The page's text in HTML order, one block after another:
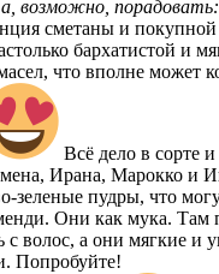
возможно, порадовать:
сметаны и
бархатистой и
что вполне может
Всё дело в сорте
Ирана, Марокко и
зеленые пудры, что
Они как мука. Там
волос, а они мягкие и
Попробуйте!